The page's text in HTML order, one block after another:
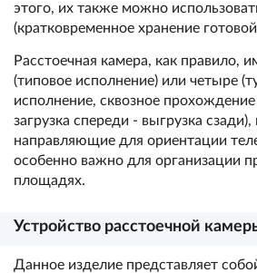
этого, их также можно
(кратковременное хранение
Расстоечная камера, как правило,
(типовое исполнение) или четыре
исполнение, сквозное
загрузка спереди - выгрузка
направляющие для ориентации
особенно важно для организации
площадях.
Устройство расстоечной
Данное изделие представляет